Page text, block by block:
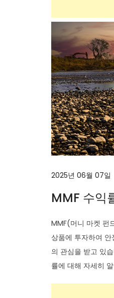
2025년 06월 07일
MMF 수익
MMF(머니 마켓 펀
상품에 투자하여
의 관심을 받고 있
률에 대해 자세히